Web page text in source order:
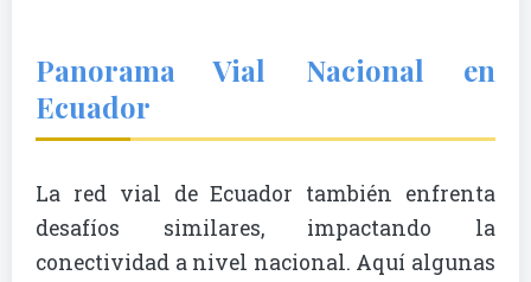
Panorama Vial Nacional en
Ecuador
La red vial de Ecuador también enfrenta
desafíos similares, impactando la
conectividad a nivel nacional. Aquí algunas